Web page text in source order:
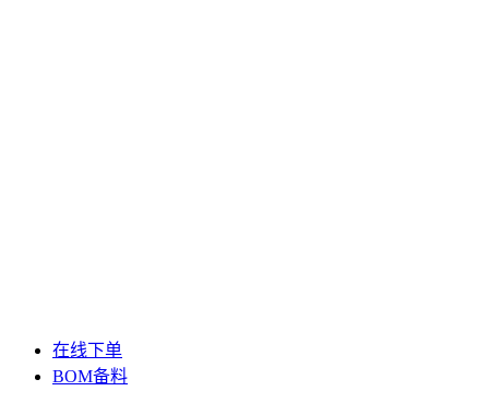
在线下单
BOM备料